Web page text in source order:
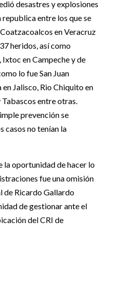
desastres y explosiones
entre los que se
en Veracruz
heridos, así como
en Campeche y de
lo fue San Juan
Jalisco, Rio Chiquito en
entre otras.
prevención se
casos no tenían la
la oportunidad de hacer lo
fue una omisión
de Ricardo Gallardo
de gestionar ante el
del CRI de